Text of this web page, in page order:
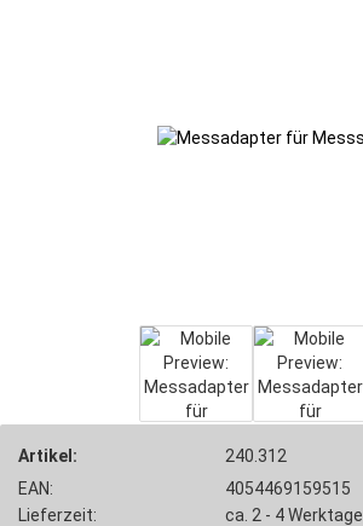
Artikel:
240.312
EAN:
4054469159515
Lieferzeit:
ca. 2 - 4 Werktage